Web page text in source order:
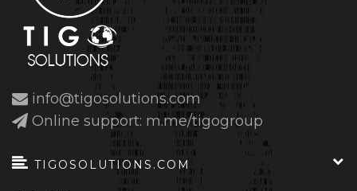
info@tigosolutions.com
Online support: m.me/tigogroup
TIGOSOLUTIONS.COM